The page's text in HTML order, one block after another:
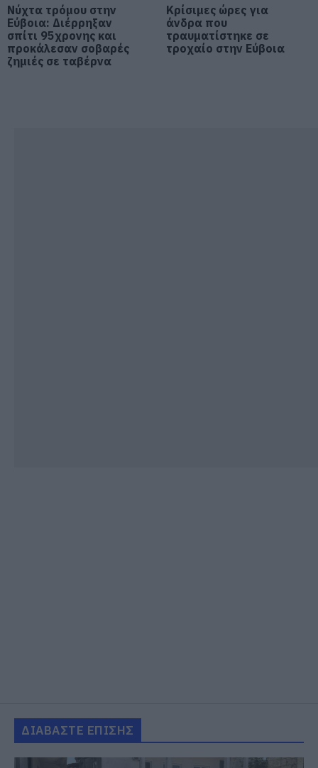
Μύκονος: Έψαχναν τσάντα και
Rolex αξίας 75.000 ευρώ – Η
ανακάλυψη κάτω από τα βράχια
05.08.2026 | 17:40
Νύχτα τρόμου στην
Εύβοια: Διέρρηξαν
σπίτι 95χρονης και
προκάλεσαν σοβαρές
ζημιές σε ταβέρνα
Κρίσιμες ώρες για
άνδρα που
τραυματίστηκε σε
τροχαίο στην Εύβοια
ΔΙΑΒΑΣΤΕ ΕΠΙΣΗΣ